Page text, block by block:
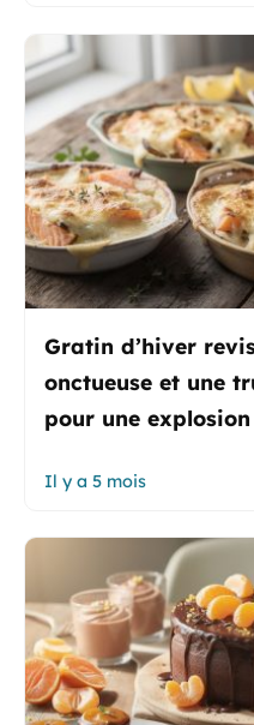
Gratin d’hiver
onctueuse et une
pour une
Il y a 5 mois